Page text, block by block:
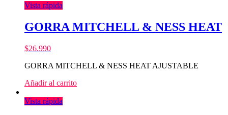
Vista rápida
GORRA MITCHELL & NESS HEAT
$26.990
GORRA MITCHELL & NESS HEAT AJUSTABLE
Añadir al carrito
Vista rápida